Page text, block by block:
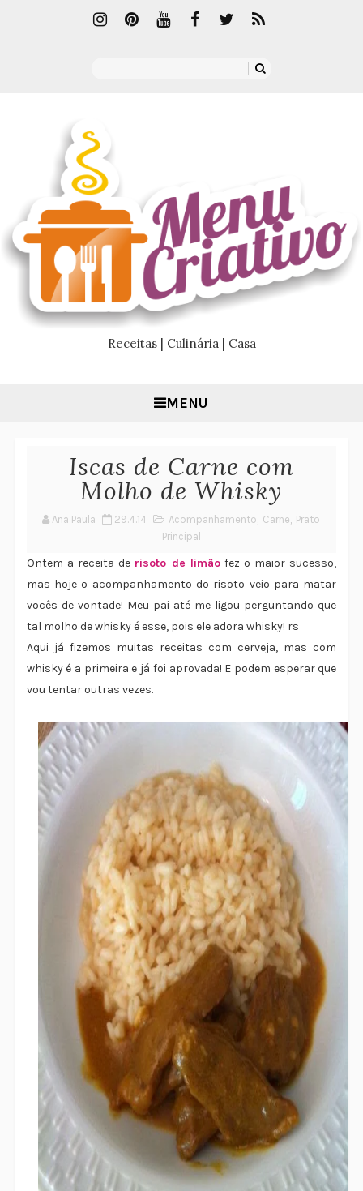
Receitas | Culinária | Casa
MENU
Iscas de Carne com
Molho de Whisky
Ana Paula 29.4.14 Acompanhamento, Carne, Prato
Principal
Ontem a receita de risoto de limãofez o maior sucesso,
mas hoje o acompanhamento do risoto veio para matar
vocês de vontade! Meu pai até me ligou perguntando que
tal molho de whisky é esse, pois ele adora whisky! rs
Aqui já fizemos muitas receitas com cerveja, mas com
whisky é a primeira e já foi aprovada! E podem esperar que
vou tentar outras vezes.